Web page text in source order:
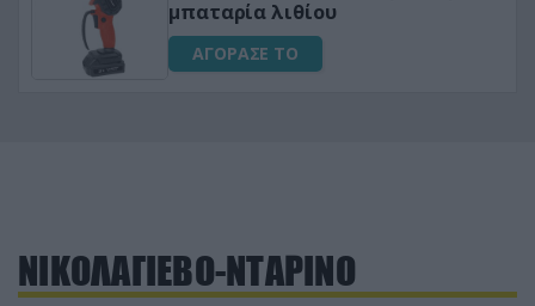
μπαταρία λιθίου
ΑΓΟΡΑΣΕ ΤΟ
ΝΙΚΟΛΑΓΙΕΒΟ-ΝΤΑΡΙΝΟ